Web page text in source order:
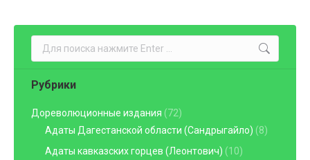
Поиск:
Рубрики
Дореволюционные издания (72)
Адаты Дагестанской области (Сандрыгайло) (8)
Адаты кавказских горцев (Леонтович) (10)